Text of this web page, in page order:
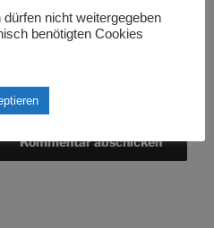
speichern.
nicht weitergegeben
benötigten Cookies